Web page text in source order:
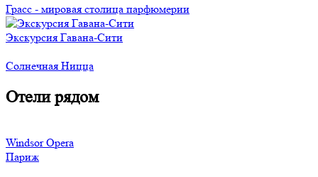
Грасс - мировая столица парфюмерии
Экскурсия Гавана-Сити
Солнечная Ницца
Отели рядом
Windsor Opera
Париж